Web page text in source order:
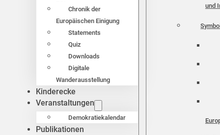
Chronik der
Europäischen Einigung
Statements
Quiz
Downloads
Digitale
Wanderausstellung
Kinderecke
Veranstaltungen
Demokratiekalendar
Publikationen
und